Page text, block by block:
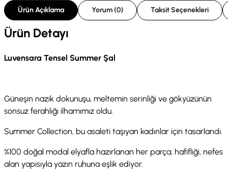
Ürün Açıklama Yorum (0) Taksit Seçenekleri
Ürün Detayı
Luvensara Tensel Summer Şal
Güneşin nazik dokunuşu, meltemin serinliği ve gökyüzünün
sonsuz ferahlığı ilhamımız oldu.
Summer Collection, bu asaleti taşıyan kadınlar için tasarlandı.
%100 doğal modal elyafla hazırlanan her parça; hafifliği, nefes
alan yapısıyla yazın ruhuna eşlik ediyor.